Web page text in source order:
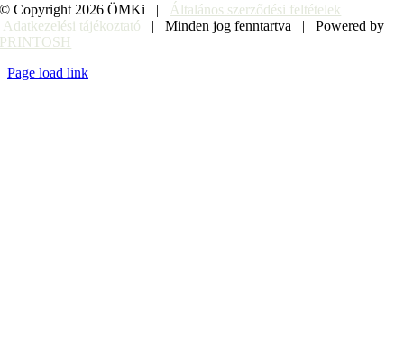
© Copyright 2026 ÖMKi | Általános szerződési feltételek |
Adatkezelési tájékoztató | Minden jog fenntartva | Powered by
PRINTOSH
Page load link